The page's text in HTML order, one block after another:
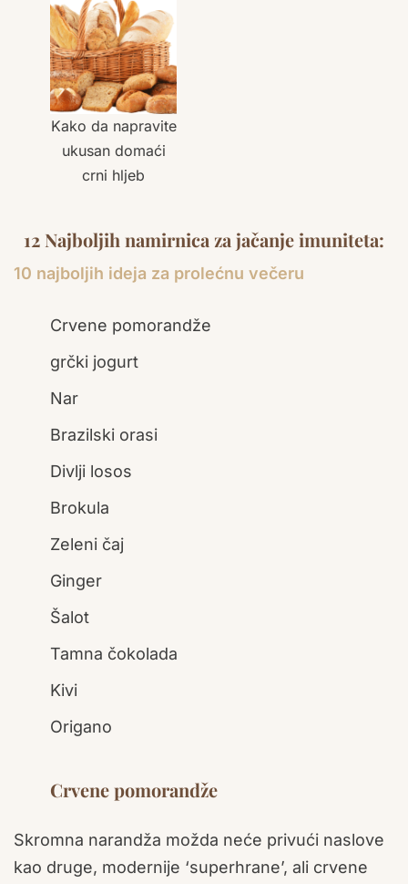
Kako da napravite
ukusan domaći
crni hljeb
12 Najboljih namirnica za jačanje imuniteta:
10 najboljih ideja za prolećnu večeru
Crvene pomorandže
grčki jogurt
Nar
Brazilski orasi
Divlji losos
Brokula
Zeleni čaj
Ginger
Šalot
Tamna čokolada
Kivi
Origano
Crvene pomorandže
Skromna narandža možda neće privući naslove
kao druge, modernije ‘superhrane’, ali crvene